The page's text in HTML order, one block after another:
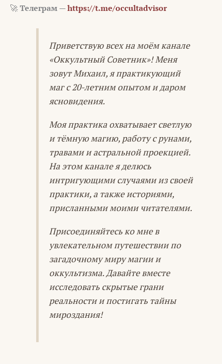
🚀Телеграм —https://t.me/occultadvisor
Приветствую всех на моём канале
«Оккультный Советник»! Меня
зовут Михаил, я практикующий
маг с 20-летним опытом и даром
ясновидения.
Моя практика охватывает светлую
и тёмную магию, работу с рунами,
травами и астральной проекцией.
На этом канале я делюсь
интригующими случаями из своей
практики, а также историями,
присланными моими читателями.
Присоединяйтесь ко мне в
увлекательном путешествии по
загадочному миру магии и
оккультизма. Давайте вместе
исследовать скрытые грани
реальности и постигать тайны
мироздания!